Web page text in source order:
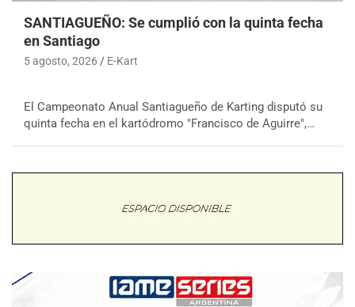
SANTIAGUEÑO: Se cumplió con la quinta fecha
en Santiago
5 agosto, 2026 E-Kart
El Campeonato Anual Santiagueño de Karting disputó su
quinta fecha en el kartódromo "Francisco de Aguirre",…